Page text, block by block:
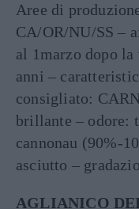
Aree di
CA/OR/NU/SS –
al 1marzo dopo
anni –
consigliato:
brillante – odore:
cannonau (90%-
asciutto –
AGLIANICO